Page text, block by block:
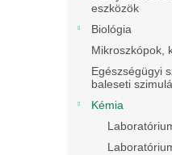
eszközök
Biológia
Mikroszkópok,
Egészségügyi
baleseti
Kémia